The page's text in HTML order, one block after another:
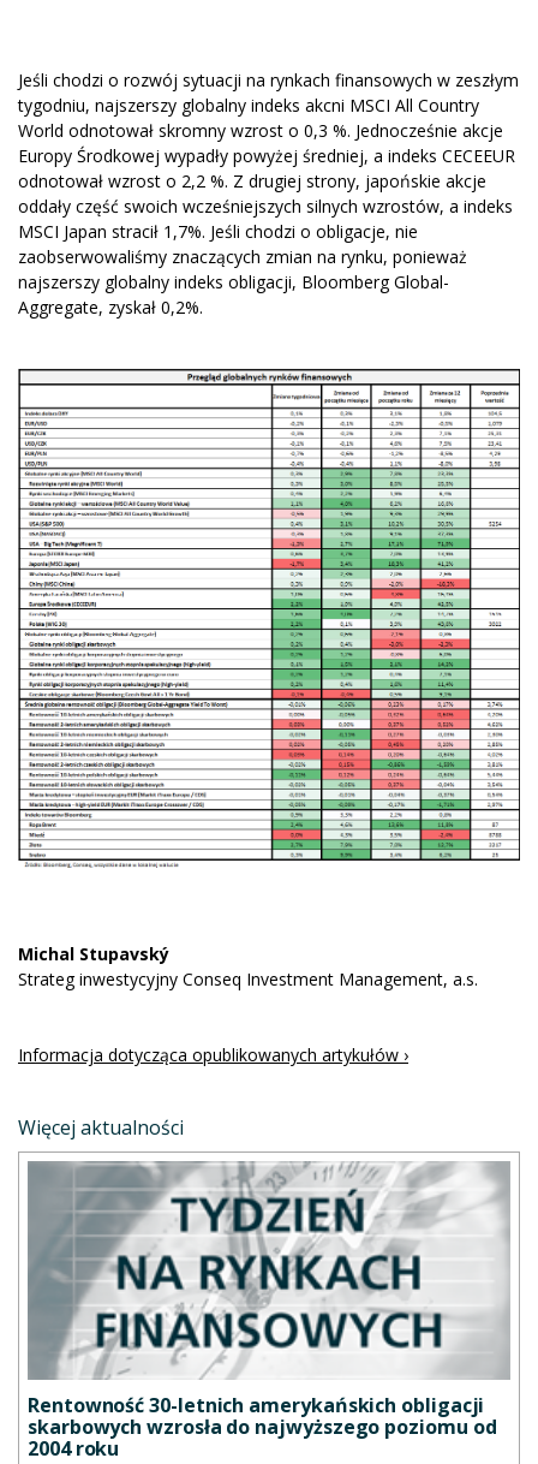
Jeśli chodzi o rozwój sytuacji na rynkach finansowych w zeszłym
tygodniu, najszerszy globalny indeks akcni MSCI All Country
World odnotował skromny wzrost o 0,3 %. Jednocześnie akcje
Europy Środkowej wypadły powyżej średniej, a indeks CECEEUR
odnotował wzrost o 2,2 %. Z drugiej strony, japońskie akcje
oddały część swoich wcześniejszych silnych wzrostów, a indeks
MSCI Japan stracił 1,7%. Jeśli chodzi o obligacje, nie
zaobserwowaliśmy znaczących zmian na rynku, ponieważ
najszerszy globalny indeks obligacji, Bloomberg Global-
Aggregate, zyskał 0,2%.
Michal Stupavský
Strateg inwestycyjny Conseq Investment Management, a.s.
Informacja dotycząca opublikowanych artykułów ›
Więcej aktualności
Rentowność 30-letnich amerykańskich obligacji
skarbowych wzrosła do najwyższego poziomu od
2004 roku